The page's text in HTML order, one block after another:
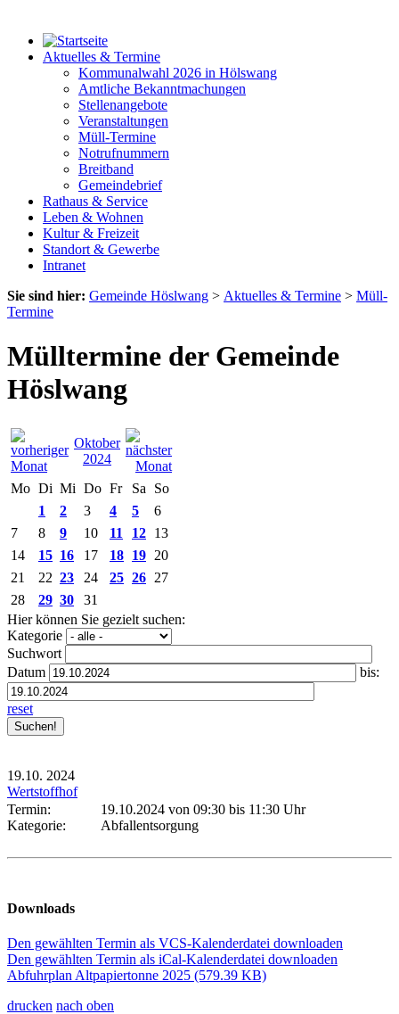
Aktuelles & Termine
Kommunalwahl 2026 in Hölswang
Amtliche Bekanntmachungen
Stellenangebote
Veranstaltungen
Müll-Termine
Notrufnummern
Breitband
Gemeindebrief
Rathaus & Service
Leben & Wohnen
Kultur & Freizeit
Standort & Gewerbe
Intranet
Sie sind hier: Gemeinde Höslwang > Aktuelles & Termine > Müll-
Termine
Mülltermine der Gemeinde
Höslwang
Oktober
2024
Mo Di Mi Do Fr Sa
So
1
2 3 4 5
6
7
8 9 10 11 12 13
14
15 16 17 18 19 20
21
22 23 24 25 26 27
28
29 30
31
Hier können Sie gezielt suchen:
Kategorie
Suchwort
Datum
bis:
reset
19.10. 2024
Wertstoffhof
Termin:
19.10.2024 von 09:30 bis 11:30 Uhr
Kategorie:
Abfallentsorgung
Downloads
Den gewählten Termin als VCS-Kalenderdatei downloaden
Den gewählten Termin als iCal-Kalenderdatei downloaden
Abfuhrplan Altpapiertonne 2025 (579.39 KB)
drucken nach oben